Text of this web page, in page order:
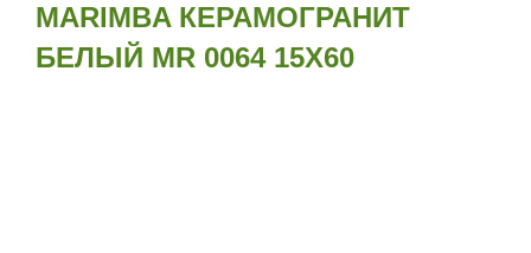
MARIMBA КЕРАМОГРАНИТ
БЕЛЫЙ MR 0064 15Х60